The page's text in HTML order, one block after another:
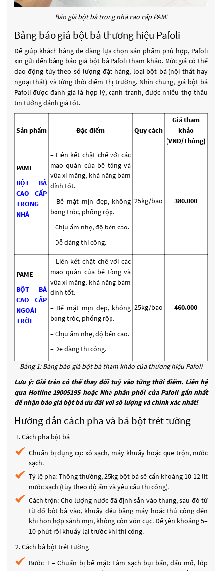
Báo giá bột bả trong nhà cao cấp PAMI
Bảng báo giá bột bả thương hiệu Pafoli
Để giúp khách hàng dễ dàng lựa chọn sản phẩm phù hợp, Pafoli
xin gửi đến bảng báo giá bột bả Pafoli tham khảo. Mức giá có thể
dao động tùy theo số lượng đặt hàng, loại bột bả (nội thất hay
ngoại thất) và từng thời điểm thị trường. Nhìn chung, giá bột bả
Pafoli được đánh giá là hợp lý, cạnh tranh, được nhiều thợ thầu
tin tưởng đánh giá tốt.
Sản phẩm Đặc điểm Quy cách
Giá tham
khảo
(VND/Thùng)
PAMI
BỘT BẢ
CAO CẤP
TRONG
NHÀ
– Liên kết chặt chẽ với các
mao quản của bê tông và
vữa xi măng, khả năng bám
dính tốt.
– Bề mặt mịn đẹp, không
bong tróc, phồng rộp.
– Chịu ẩm nhẹ, độ bền cao.
– Dễ dàng thi công.
25kg/bao 380.000
PAME
BỘT BẢ
CAO CẤP
NGOÀI
TRỜI
– Liên kết chặt chẽ với các
mao quản của bê tông và
vữa xi măng, khả năng bám
dính tốt.
– Bề mặt mịn đẹp, không
bong tróc, phồng rộp.
– Chịu ẩm nhẹ, độ bền cao.
– Dễ dàng thi công.
25kg/bao 460.000
Bảng 1: Bảng báo giá bột bả tham khảo của thương hiệu Pafoli
Lưu ý: Giá trên có thể thay đổi tuỳ vào từng thời điểm. Liên hệ
qua Hotline 19005195 hoặc Nhà phân phối của Pafoli gần nhất
để nhận báo giá bột bả ưu đãi với số lượng và chính xác nhất!
Hướng dẫn cách pha và bả bột trét tường
Cách pha bột bả
Chuẩn bị dụng cụ: xô sạch, máy khuấy hoặc que trộn, nước
sạch.
Tỷ lệ pha: Thông thường, 25kg bột bả sẽ cần khoảng 10-12 lít
nước sạch (tùy theo độ ẩm và yêu cầu thi công).
Cách trộn: Cho lượng nước đã định sẵn vào thùng, sau đó từ
từ đổ bột bả vào, khuấy đều bằng máy hoặc thủ công đến
khi hỗn hợp sánh mịn, không còn vón cục. Để yên khoảng 5–
10 phút rồi khuấy lại trước khi thi công.
Cách bả bột trét tường
Bước 1 – Chuẩn bị bề mặt: Làm sạch bụi bẩn, dầu mỡ, lớp